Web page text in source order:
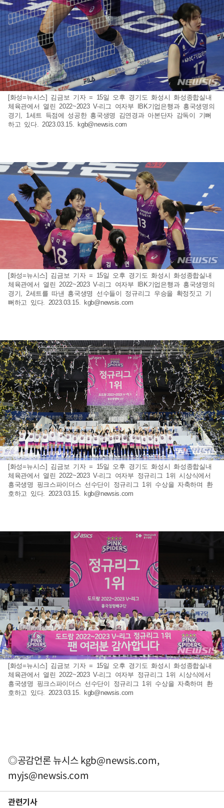
[화성=뉴시스] 김금보 기자 = 15일 오후 경기도 화성시 화성종합실내
체육관에서 열린 2022~2023 V-리그 여자부 IBK기업은행과 흥국생명의
경기, 1세트 득점에 성공한 흥국생명 김연경과 아본단자 감독이 기뻐
하고 있다. 2023.03.15. kgb@newsis.com
[화성=뉴시스] 김금보 기자 = 15일 오후 경기도 화성시 화성종합실내
체육관에서 열린 2022~2023 V-리그 여자부 IBK기업은행과 흥국생명의
경기, 2세트를 따낸 흥국생명 선수들이 정규리그 우승을 확정짓고 기
뻐하고 있다. 2023.03.15. kgb@newsis.com
[화성=뉴시스] 김금보 기자 = 15일 오후 경기도 화성시 화성종합실내
체육관에서 열린 2022~2023 V-리그 여자부 정규리그 1위 시상식에서
흥국생명 핑크스파이더스 선수단이 정규리그 1위 수상을 자축하며 환
호하고 있다. 2023.03.15.
kgb@newsis.com
[화성=뉴시스] 김금보 기자 = 15일 오후 경기도 화성시 화성종합실내
체육관에서 열린 2022~2023 V-리그 여자부 정규리그 1위 시상식에서
흥국생명 핑크스파이더스 선수단이 정규리그 1위 수상을 자축하며 환
호하고 있다. 2023.03.15. kgb@newsis.com
◎공감언론 뉴시스kgb@newsis.com,
myjs@newsis.com
관련기사